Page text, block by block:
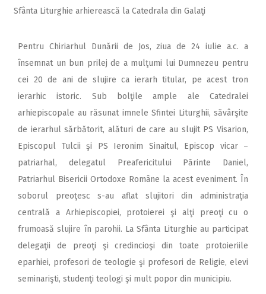
Sfânta Liturghie arhierească la Catedrala din Galaţi
Pentru Chiriarhul Dunării de Jos, ziua de 24 iulie a.c. a
însemnat un bun prilej de a mulţumi lui Dumnezeu pentru
cei 20 de ani de slujire ca ierarh titular, pe acest tron
ierarhic istoric. Sub bolţile ample ale Catedralei
arhiepiscopale au răsunat imnele Sfintei Liturghii, săvârşite
de ierarhul sărbătorit, alături de care au slujit PS Visarion,
Episcopul Tulcii şi PS Ieronim Sinaitul, Episcop vicar –
patriarhal, delegatul Preafericitului Părinte Daniel,
Patriarhul Bisericii Ortodoxe Române la acest eveniment. În
soborul preoţesc s-au aflat slujitori din administraţia
centrală a Arhiepiscopiei, protoierei şi alţi preoţi cu o
frumoasă slujire în parohii. La Sfânta Liturghie au participat
delegaţii de preoţi şi credincioşi din toate protoieriile
eparhiei, profesori de teologie şi profesori de Religie, elevi
seminarişti, studenţi teologi şi mult popor din municipiu.